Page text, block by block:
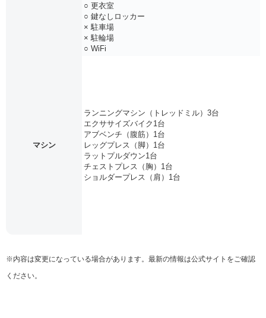
○ 更衣室
○ 鍵なしロッカー
× 駐車場
× 駐輪場
○ WiFi
マシン
ランニングマシン（トレッドミル）3台
エクササイズバイク1台
アブベンチ（腹筋）1台
レッグプレス（脚）1台
ラットプルダウン1台
チェストプレス（胸）1台
ショルダープレス（肩）1台
※内容は変更になっている場合があります。最新の情報は公式サイトをご確認
ください。